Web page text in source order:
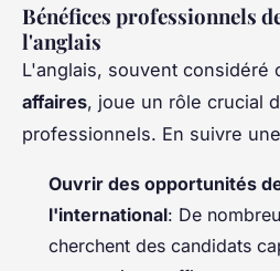
Bénéfices professionnels
l'anglais
L'anglais, souvent considéré
affaires, joue un rôle crucial
professionnels. En suivre
Ouvrir des opportunités
l'international: De
cherchent des candidats